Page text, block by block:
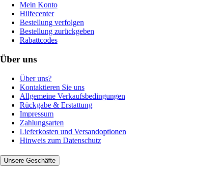
Mein Konto
Hilfecenter
Bestellung verfolgen
Bestellung zurückgeben
Rabattcodes
Über uns
Über uns?
Kontaktieren Sie uns
Allgemeine Verkaufsbedingungen
Rückgabe & Erstattung
Impressum
Zahlungsarten
Lieferkosten und Versandoptionen
Hinweis zum Datenschutz
Unsere Geschäfte